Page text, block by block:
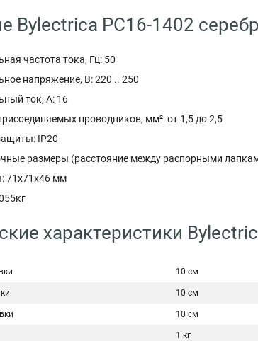
Bylectrica РС16-1402
частота тока, Гц: 50
напряжение, В: 220 .. 250
ток, А: 16
проводников, мм²: от 1,5 до 2,5
IP20
размеры (расстояние между распорными
71x71x46 мм
характеристики
10 см
10 см
10 см
1 кг